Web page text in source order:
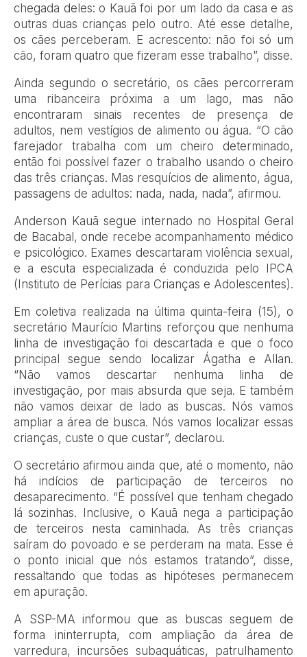
chegada deles: o Kauã foi por um lado da casa e as
outras duas crianças pelo outro. Até esse detalhe,
os cães perceberam. E acrescento: não foi só um
cão, foram quatro que fizeram esse trabalho”, disse.
Ainda segundo o secretário, os cães percorreram
uma ribanceira próxima a um lago, mas não
encontraram sinais recentes de presença de
adultos, nem vestígios de alimento ou água. “O cão
farejador trabalha com um cheiro determinado,
então foi possível fazer o trabalho usando o cheiro
das três crianças. Mas resquícios de alimento, água,
passagens de adultos: nada, nada, nada”, afirmou.
Anderson Kauã segue internado no Hospital Geral
de Bacabal, onde recebe acompanhamento médico
e psicológico. Exames descartaram violência sexual,
e a escuta especializada é conduzida pelo IPCA
(Instituto de Perícias para Crianças e Adolescentes).
Em coletiva realizada na última quinta-feira (15), o
secretário Maurício Martins reforçou que nenhuma
linha de investigação foi descartada e que o foco
principal segue sendo localizar Ágatha e Allan.
“Não vamos descartar nenhuma linha de
investigação, por mais absurda que seja. E também
não vamos deixar de lado as buscas. Nós vamos
ampliar a área de busca. Nós vamos localizar essas
crianças, custe o que custar”, declarou.
O secretário afirmou ainda que, até o momento, não
há indícios de participação de terceiros no
desaparecimento. “É possível que tenham chegado
lá sozinhas. Inclusive, o Kauã nega a participação
de terceiros nesta caminhada. As três crianças
saíram do povoado e se perderam na mata. Esse é
o ponto inicial que nós estamos tratando”, disse,
ressaltando que todas as hipóteses permanecem
em apuração.
A SSP-MA informou que as buscas seguem de
forma ininterrupta, com ampliação da área de
varredura, incursões subaquáticas, patrulhamento